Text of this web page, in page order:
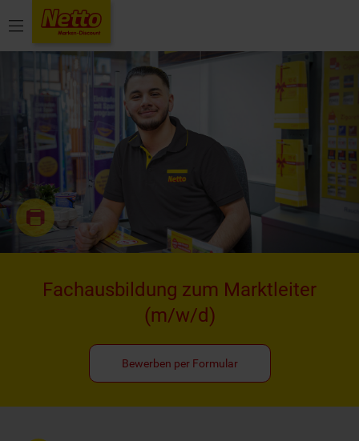
Menü
Fachausbildung zum Marktleiter
(m/w/d)
Bewerben per Formular